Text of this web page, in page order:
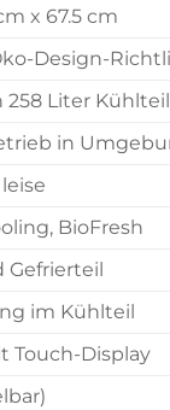
x 67.5 cm
Design-
258 Liter
in
BioFresh
Gefrierteil
im Kühlteil
Touch-Display